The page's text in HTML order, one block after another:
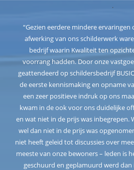
.
“Gezien eerdere mindere
afwerking van ons schilderwerk
bedrijf waarin Kwaliteit ten
voorrang hadden. Door onze
geattendeerd op schildersbedrijf
de eerste kennismaking en opname
een zeer positieve indruk op ons
kwam in de ook voor ons duidelijke
en wat niet in de prijs was inbegrepen.
wel dan niet in de prijs was
niet heeft geleid tot discussies over
meeste van onze bewoners – leden is
geschuurd en geplamuurd werd